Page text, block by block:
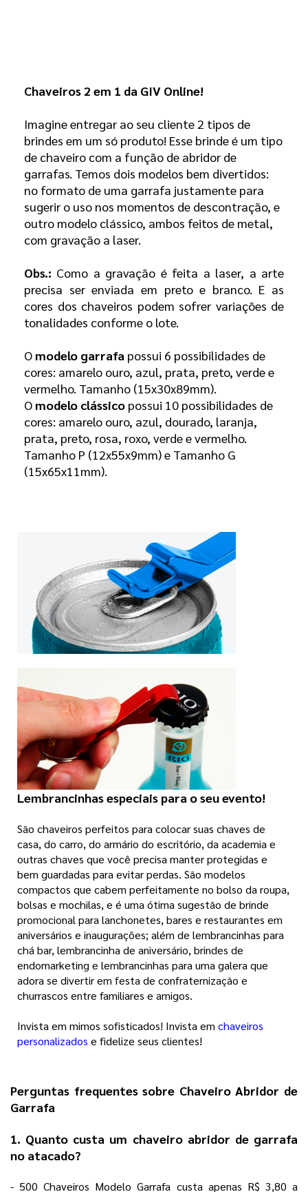
Chaveiros 2 em 1 da GIV Online!
Imagine entregar ao seu cliente 2 tipos de
brindes em um só produto! Esse brinde é um tipo
de chaveiro com a função de abridor de
garrafas. Temos dois modelos bem divertidos:
no formato de uma garrafa justamente para
sugerir o uso nos momentos de descontração, e
outro modelo clássico, ambos feitos de metal,
com gravação a laser.
Obs.: Como a gravação é feita a laser, a arte
precisa ser enviada em preto e branco. E as
cores dos chaveiros podem sofrer variações de
tonalidades conforme o lote.
O modelo garrafa possui 6 possibilidades de
cores: amarelo ouro, azul, prata, preto, verde e
vermelho. Tamanho (15x30x89mm).
O modelo clássico possui 10 possibilidades de
cores: amarelo ouro, azul, dourado, laranja,
prata, preto, rosa, roxo, verde e vermelho.
Tamanho P (12x55x9mm) e Tamanho G
(15x65x11mm).
Lembrancinhas especiais para o seu evento!
São chaveiros perfeitos para colocar suas chaves de
casa, do carro, do armário do escritório, da academia e
outras chaves que você precisa manter protegidas e
bem guardadas para evitar perdas. São modelos
compactos que cabem perfeitamente no bolso da roupa,
bolsas e mochilas, e é uma ótima sugestão de brinde
promocional para lanchonetes, bares e restaurantes em
aniversários e inaugurações; além de lembrancinhas para
chá bar, lembrancinha de aniversário, brindes de
endomarketing e lembrancinhas para uma galera que
adora se divertir em festa de confraternização e
churrascos entre familiares e amigos.
Invista em mimos sofisticados! Invista em chaveiros
personalizados e fidelize seus clientes!
Perguntas frequentes sobre Chaveiro Abridor de
Garrafa
1. Quanto custa um chaveiro abridor de garrafa
no atacado?
- 500 Chaveiros Modelo Garrafa custa apenas R$ 3,80 a